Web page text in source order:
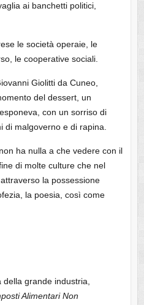
ai banchetti politici,
le società operaie, le
le cooperative sociali.
Giolitti da Cuneo,
del dessert, un
con un sorriso di
di malgoverno e di rapina.
ha nulla a che vedere con il
di molte culture che nel
la possessione
la poesia, così come
grande industria,
Alimentari Non